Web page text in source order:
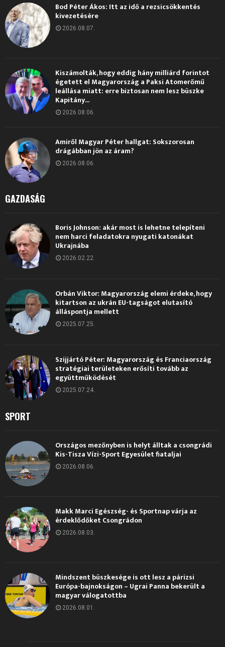
Bod Péter Ákos: Itt az idő a rezsicsökkentés
kivezetésére
2026.08.07.
Kiszámolták, hogy eddig hány milliárd forintot
égetett el Magyarország a Paksi Atomerőmű
leállása miatt: erre biztosan nem lesz büszke
Kapitány...
2026.08.06.
Amiről Magyar Péter hallgat: Sokszorosan
drágábban jön az áram?
2026.08.06.
GAZDASÁG
Boris Johnson: akár most is lehetne telepíteni
nem harci feladatokra nyugati katonákat
Ukrajnába
2026.02.22.
Orbán Viktor: Magyarország elemi érdeke, hogy
kitartson az ukrán EU-tagságot elutasító
álláspontja mellett
2025.07.25.
Szijjártó Péter: Magyarország és Franciaország
stratégiai területeken erősíti tovább az
együttműködését
2025.07.24.
SPORT
Országos mezőnyben is helyt álltak a csongrádi
Kis-Tisza Vízi-Sport Egyesület fiataljai
2026.08.06.
Makk Marci Egészség- és Sportnap várja az
érdeklődőket Csongrádon
2026.08.03.
Mindszent büszkesége is ott lesz a párizsi
Európa-bajnokságon – Ugrai Panna bekerült a
magyar válogatottba
2026.08.01.